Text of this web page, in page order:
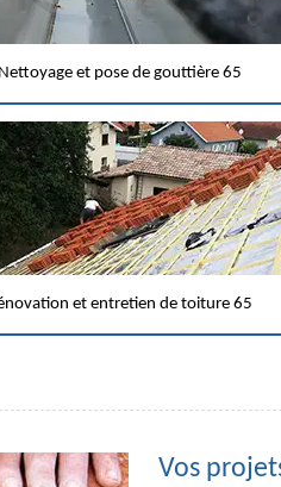
Nettoyage et pose de gouttière 65
et entretien de toiture 65
Vos